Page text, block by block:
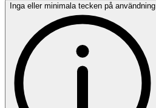
Inga eller minimala tecken på användning